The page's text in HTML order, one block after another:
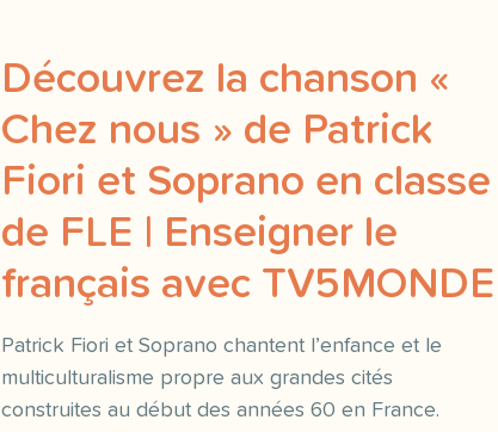
Découvrez la chanson «
Chez nous » de Patrick
Fiori et Soprano en classe
de FLE | Enseigner le
français avec TV5MONDE
Patrick Fiori et Soprano chantent l’enfance et le
multiculturalisme propre aux grandes cités
construites au début des années 60 en France.